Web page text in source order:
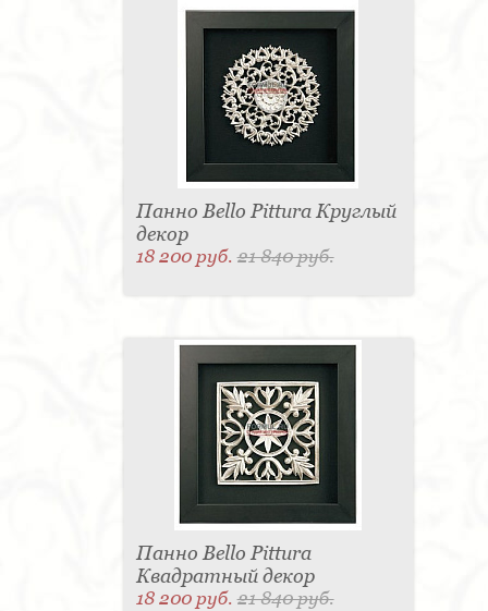
Панно Bello Pittura Круглый
декор
18 200 руб.21 840 руб.
Панно Bello Pittura
Квадратный декор
18 200 руб.21 840 руб.